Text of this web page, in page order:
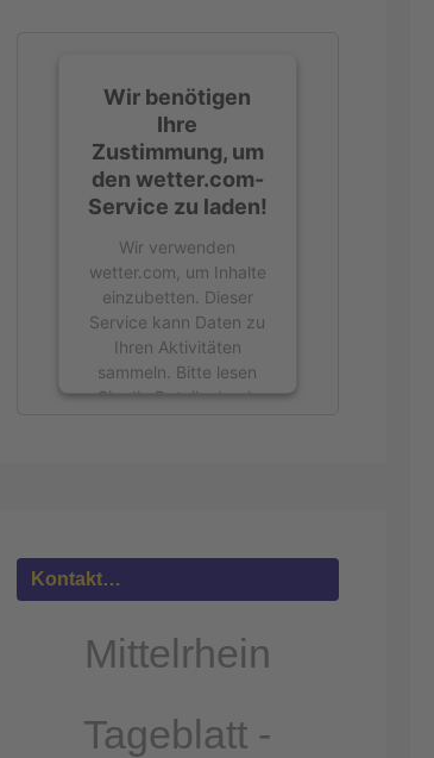
Wir benötigen
Ihre
Zustimmung, um
den wetter.com-
Service zu laden!
Wir verwenden
wetter.com, um Inhalte
einzubetten. Dieser
Service kann Daten zu
Ihren Aktivitäten
sammeln. Bitte lesen
Sie die Details durch
Informationen
powered by
& eRecht24
Kontakt…
Mittelrhein
Tageblatt -